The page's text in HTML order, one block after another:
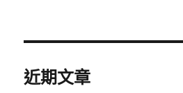
近期文章